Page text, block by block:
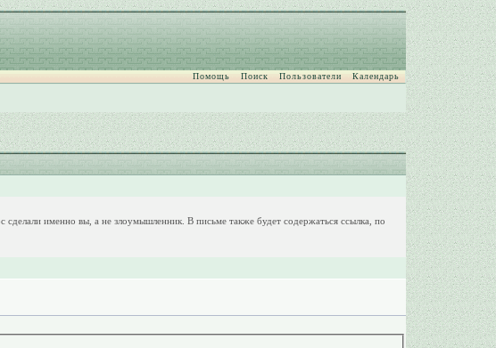
Помощь Поиск Пользователи Календарь
именно вы, а не злоумышленник. В письме также будет содержаться ссылка, по